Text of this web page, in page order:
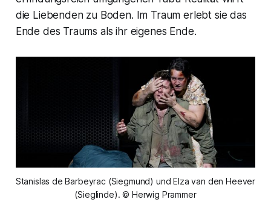
die Liebenden zu Boden. Im Traum erlebt sie das
Ende des Traums als ihr eigenes Ende.
Stanislas de Barbeyrac (Siegmund) und Elza van den Heever
(Sieglinde). © Herwig Prammer